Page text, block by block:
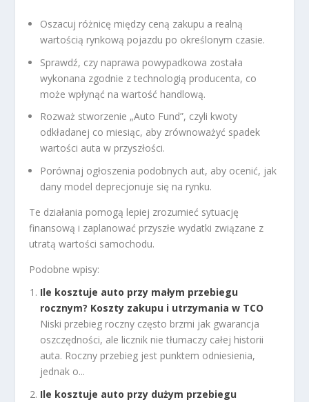
Oszacuj różnicę między ceną zakupu a realną
wartością rynkową pojazdu po określonym czasie.
Sprawdź, czy naprawa powypadkowa została
wykonana zgodnie z technologią producenta, co
może wpłynąć na wartość handlową.
Rozważ stworzenie „Auto Fund”, czyli kwoty
odkładanej co miesiąc, aby zrównoważyć spadek
wartości auta w przyszłości.
Porównaj ogłoszenia podobnych aut, aby ocenić, jak
dany model deprecjonuje się na rynku.
Te działania pomogą lepiej zrozumieć sytuację
finansową i zaplanować przyszłe wydatki związane z
utratą wartości samochodu.
Podobne wpisy:
Ile kosztuje auto przy małym przebiegu
rocznym? Koszty zakupu i utrzymania w TCO
Niski przebieg roczny często brzmi jak gwarancja
oszczędności, ale licznik nie tłumaczy całej historii
auta. Roczny przebieg jest punktem odniesienia,
jednak o...
Ile kosztuje auto przy dużym przebiegu